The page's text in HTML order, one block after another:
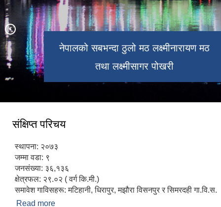
नेपालको सबभन्दा ठुलो मठ लक्ष्मीनारायण मठ
तथा लक्ष्मीसागर पोखरी
दुर्गा पुजामा मटिहानीमा बनाइएका माता दुर्गाको
प्रतिमा
लक्ष्मीनारायण मन्दिर
घण्टा घर चाैक मटिहानी बजार
संक्षिप्त परिचय
स्थापना: २०७३
जम्मा वडा: ९
जनसंख्या: ३६,१३६
क्षेत्रफल: २९.०२ ( वर्ग कि.मी.)
समावेश गाविसहरू: मटिहानी, धिरापुर, मझौरा विसनपुर र सिमरदही गा.वि.स.
Read more